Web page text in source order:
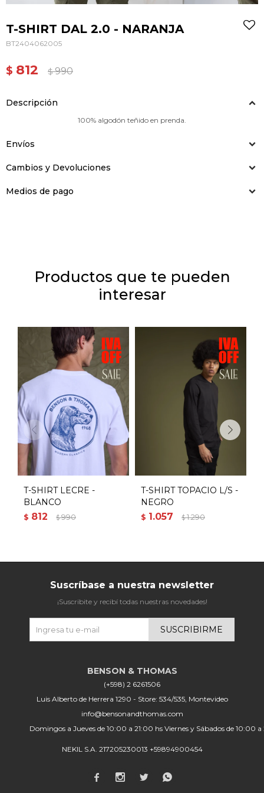
T-SHIRT DAL 2.0 - NARANJA
BT2404062005
$ 812 $ 990
Descripción
100% algodón teñido en prenda.
Envíos
Cambios y Devoluciones
Medios de pago
Productos que te pueden
interesar
T-SHIRT LECRE -
BLANCO
$ 812 $ 990
T-SHIRT TOPACIO L/S -
NEGRO
$ 1.057 $ 1.290
(+598) 2 6261506
Luis Alberto de Herrera 1290 - Store: 534/535, Montevideo
info@bensonandthomas.com
Domingos a Jueves de 10:00 a 21:00 hs Viernes y Sábados de 10:00
NEKIL S.A. 217205230013 +59894900454
   
Suscríbase a nuestra newsletter
¡Suscribite y recibí todas nuestras novedades!
SUSCRIBIRME